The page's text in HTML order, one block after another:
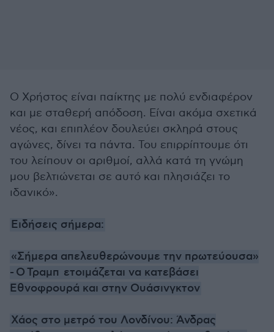
Ο Χρήστος είναι παίκτης με πολύ ενδιαφέρον
και με σταθερή απόδοση. Είναι ακόμα σχετικά
νέος, και επιπλέον δουλεύει σκληρά στους
αγώνες, δίνει τα πάντα. Του επιρρίπτουμε ότι
του λείπουν οι αριθμοί, αλλά κατά τη γνώμη
μου βελτιώνεται σε αυτό και πλησιάζει το
ιδανικό».
Ειδήσεις σήμερα:
«Σήμερα απελευθερώνουμε την πρωτεύουσα»
- ΟΤραμπ ετοιμάζεται να κατεβάσει
Εθνοφρουρά και στην Ουάσινγκτον
Χάος στο μετρό του Λονδίνου: Άνδρας